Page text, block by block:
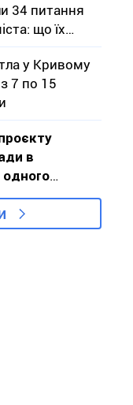
34 питання
що їх
у Кривому
7 по 15
в
одного
треба